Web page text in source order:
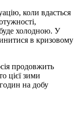
коли вдасться
холодною. У
в кризовому
продовжить
цієї зими
на добу